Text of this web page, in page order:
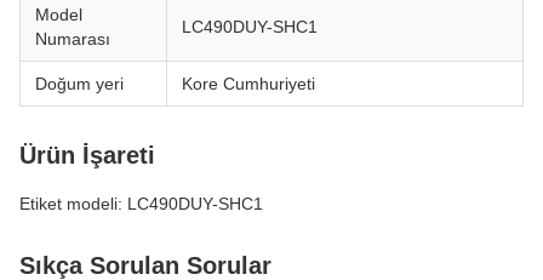
Model
Numarası
LC490DUY-SHC1
Doğum yeri Kore Cumhuriyeti
Ürün İşareti
Etiket modeli: LC490DUY-SHC1
Sıkça Sorulan Sorular